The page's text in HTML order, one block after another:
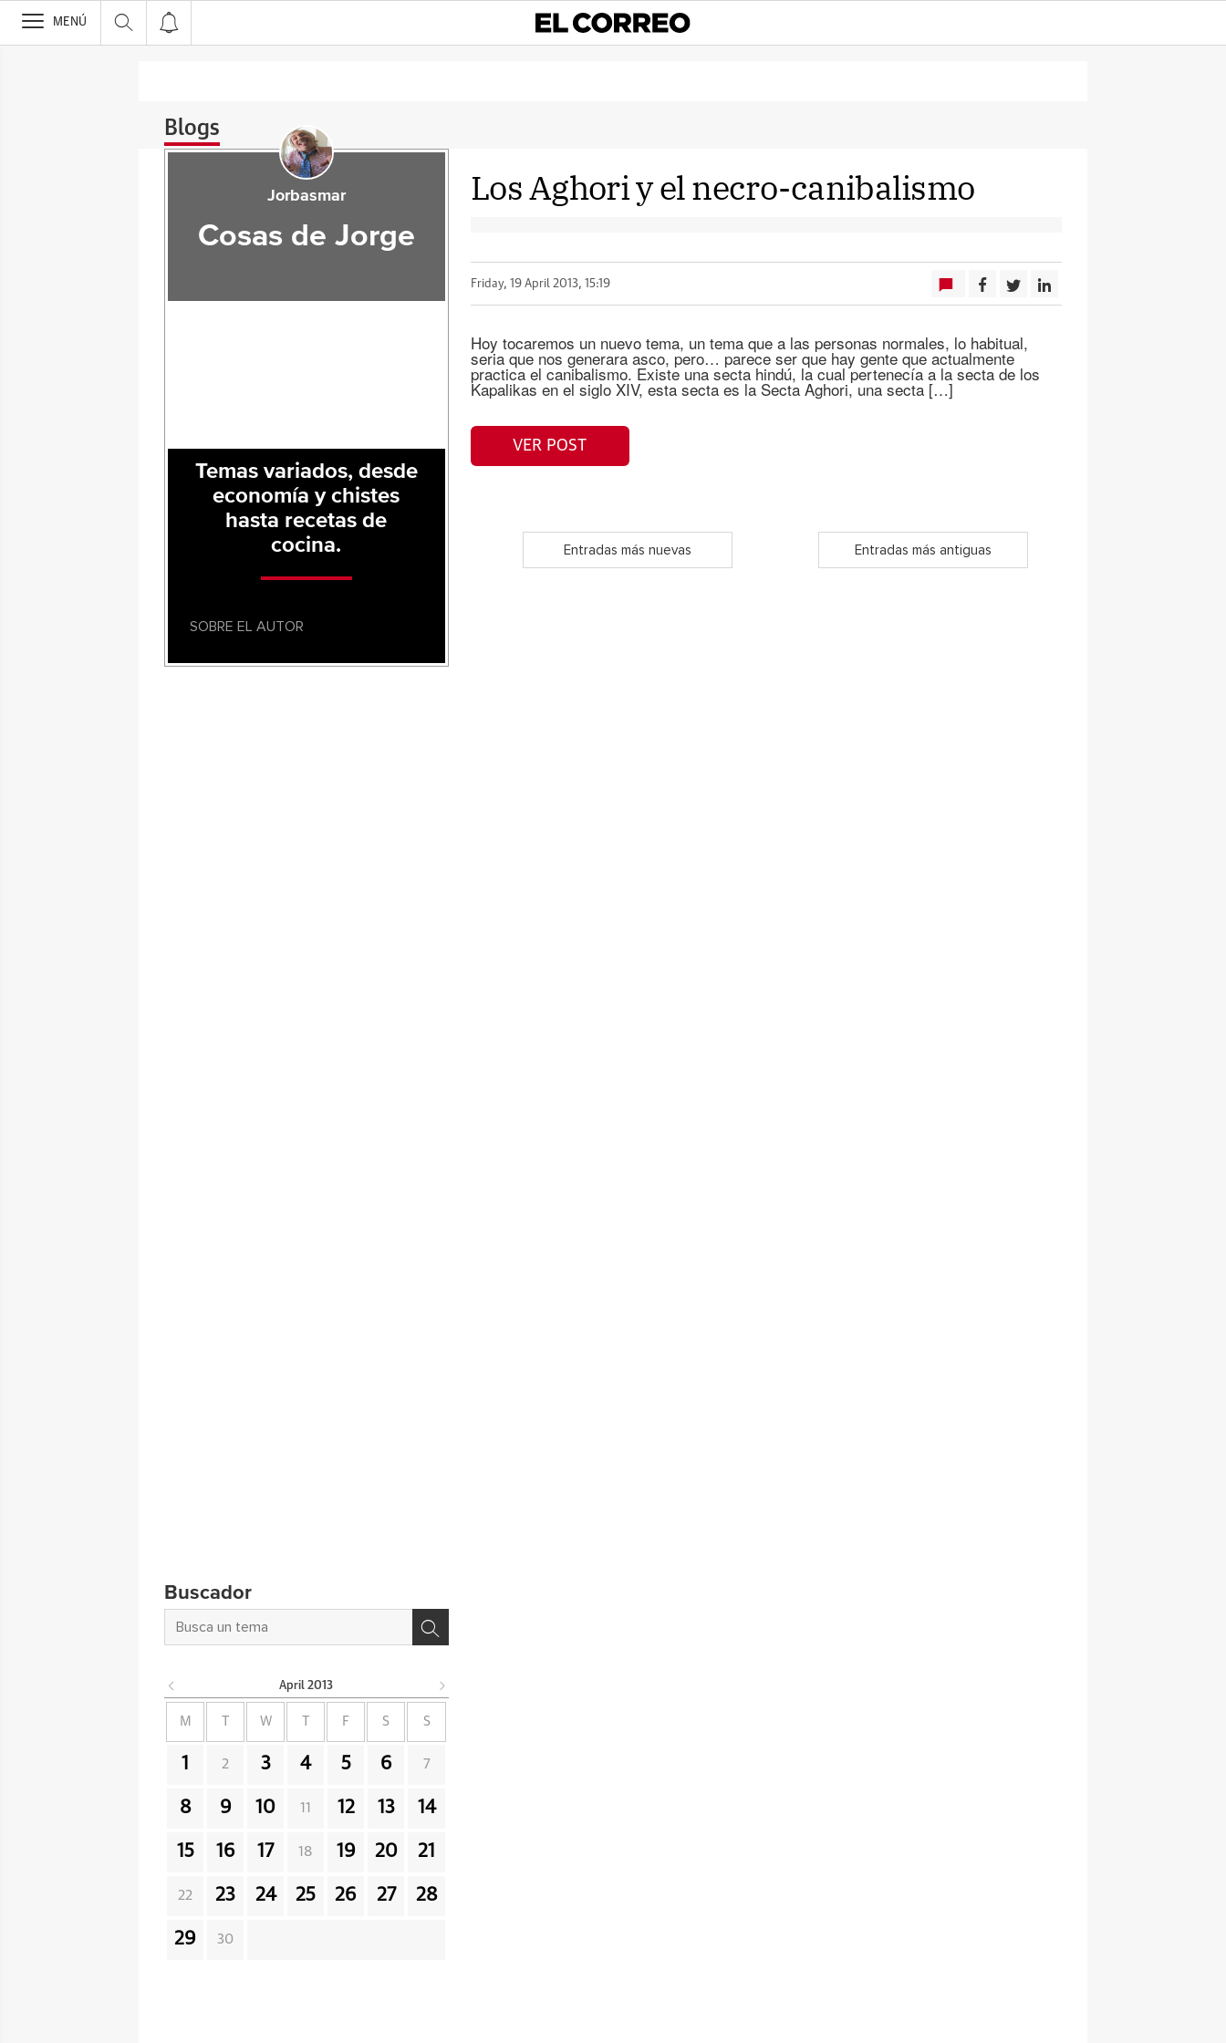
>
MENÚ
Blogs
Los Aghori y el necro-canibalismo
Friday, 19 April 2013, 15:19
Hoy tocaremos un nuevo tema, un tema que a las personas normales, lo habitual,
seria que nos generara asco, pero… parece ser que hay gente que actualmente
practica el canibalismo. Existe una secta hindú, la cual pertenecía a la secta de los
Kapalikas en el siglo XIV, esta secta es la Secta Aghori, una secta […]
VER POST
Entradas más nuevas Entradas más antiguas
Jorbasmar
Cosas de Jorge
Temas variados, desde
economía y chistes
hasta recetas de
cocina.
SOBRE EL AUTOR
Buscador
April 2013
M W F S S
1 2 3 4 5 6 7
8 9 10 11 12 13 14
15 16 17 18 19 20 21
22 23 24 25 26 27 28
29 30